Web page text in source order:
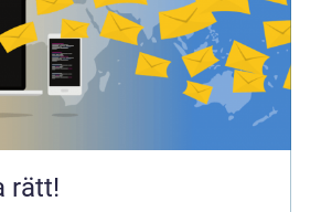
rätt!